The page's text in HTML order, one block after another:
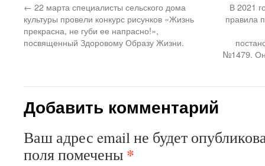
← 22 марта специалисты сельского дома
культуры провели конкурс рисунков «Жизнь
прекрасна, не губи ее напрасно!»,
посвященный Здоровому Образу Жизни.
В 2021
правила
№1479.
Добавить комментарий
Ваш адрес email не будет
поля помечены *